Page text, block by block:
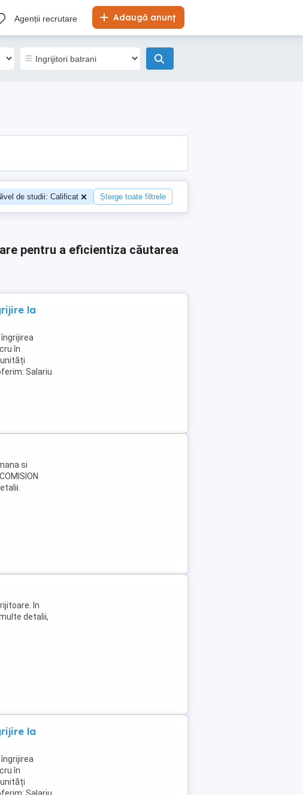
Adaugă anunț
Agenții recrutare
de studii: Calificat Șterge toate filtrele
pentru a eficientiza căutarea
la
în
Salariu
si
In
detalii,
la
în